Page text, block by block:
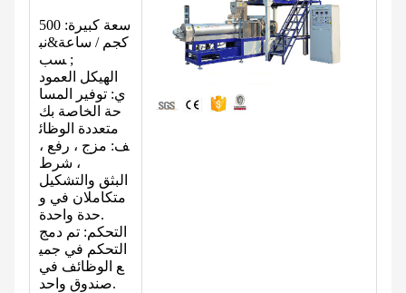
سعة كبيرة: 500
كجم / ساعة&نب
سب ;
الهيكل العمود
ي: توفير المسا
حة الخاصة بك
متعددة الوظائ
ف: مزج ، رفع ،
شرط ،
البثق والتشكيل
متكاملان في و
حدة واحدة.
التحكم: تم دمج
التحكم في جمي
ع الوظائف في
صندوق واحد.